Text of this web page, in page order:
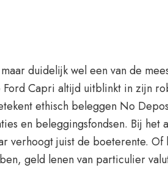
duidelijk wel een van de
Capri altijd uitblinkt in zijn
ethisch beleggen No
en beleggingsfondsen. Bij
verhoogt juist de boeterente.
geld lenen van particulier